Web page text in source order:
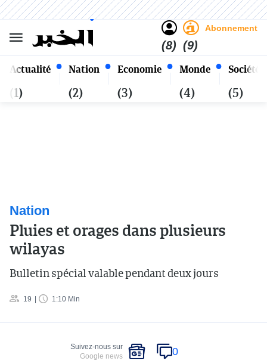
Actualité
(1)
Nation
(2)
Economie
(3)
Monde
(4)
Société
(5)
(8)
Abonnement
(9)
Samedi 24 Safar 1448 - 08
Août 2026
Alger
Nation
Pluies et orages dans plusieurs
wilayas
Bulletin spécial valable pendant deux jours
19 1:10 Min
Suivez-nous sur
Google news
0